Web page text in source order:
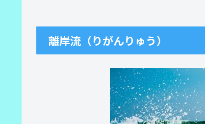
離岸流（りがんりゅう）